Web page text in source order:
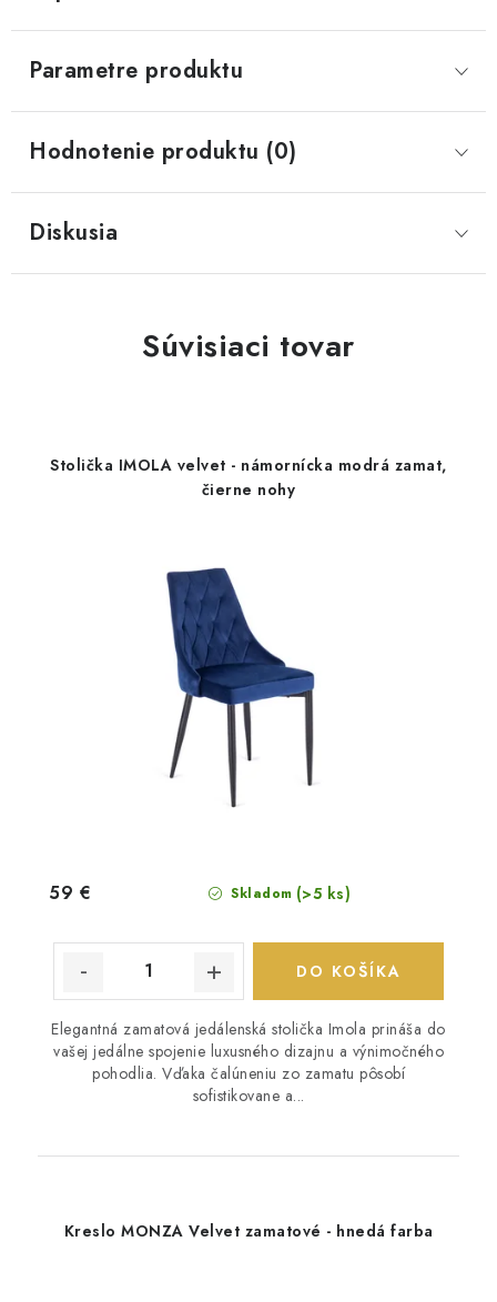
Parametre produktu
Hodnotenie produktu (0)
Diskusia
Súvisiaci tovar
Stolička IMOLA velvet - námornícka modrá zamat,
čierne nohy
Skladom (>5 ks)
59 €
DO KOŠÍKA
Elegantná zamatová jedálenská stolička Imola prináša do
vašej jedálne spojenie luxusného dizajnu a výnimočného
pohodlia. Vďaka čalúneniu zo zamatu pôsobí
sofistikovane a...
Kreslo MONZA Velvet zamatové - hnedá farba